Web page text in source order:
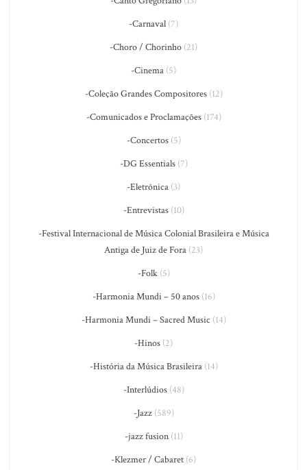
-Carnaval (7)
-Choro / Chorinho (21)
-Cinema (5)
-Coleção Grandes Compositores(12)
-Comunicados e Proclamações(174)
-Concertos(5)
-DG Essentials(7)
-Eletrônica (3)
-Entrevistas(10)
-Festival Internacional de Música Colonial Brasileira e Música
Antiga de Juiz de Fora (23)
-Folk(5)
-Harmonia Mundi – 50 anos(16)
-Harmonia Mundi – Sacred Music (14)
-Hinos (2)
-História da Música Brasileira(14)
-Interlúdios(48)
-Jazz(589)
-jazz fusion(11)
-Klezmer / Cabaret (6)